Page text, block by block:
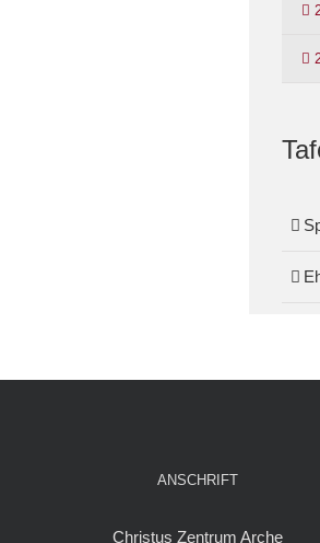
ANSCHRIFT
Christus Zentrum Arche